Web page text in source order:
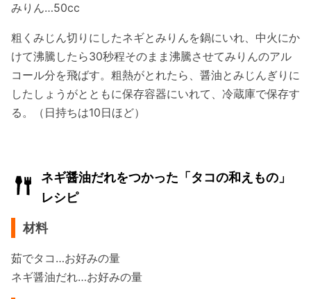
みりん…50cc
粗くみじん切りにしたネギとみりんを鍋にいれ、中火にか
けて沸騰したら30秒程そのまま沸騰させてみりんのアル
コール分を飛ばす。粗熱がとれたら、醤油とみじんぎりに
したしょうがとともに保存容器にいれて、冷蔵庫で保存す
る。（日持ちは10日ほど）
ネギ醤油だれをつかった「タコの和えもの」
レシピ
材料
茹でタコ…お好みの量
ネギ醤油だれ…お好みの量